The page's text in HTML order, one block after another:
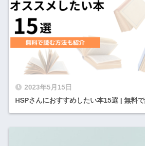
2023年5月15日
HSPさんにおすすめしたい本15選 | 無料